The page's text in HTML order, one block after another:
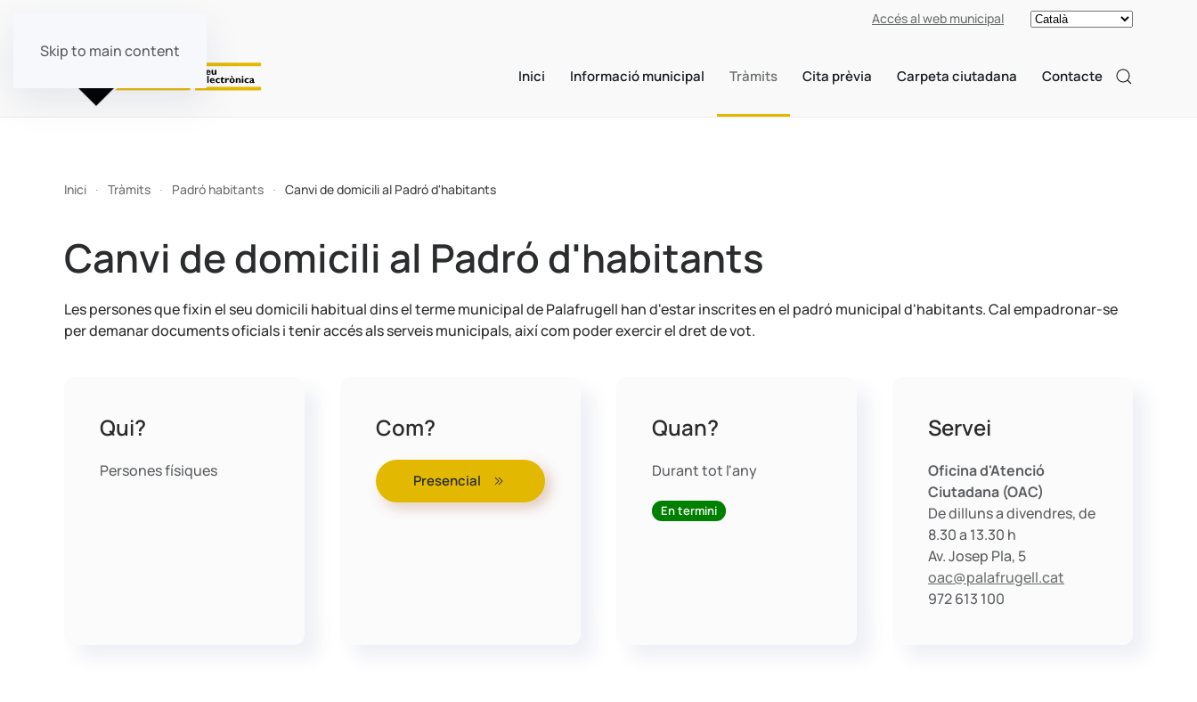
Skip to main content
Accés al web municipal
Inici Informació municipal Tràmits Cita prèvia Carpeta ciutadana Contacte
Inici Tràmits Padró habitants Canvi de domicili al Padró d'habitants
Canvi de domicili al Padró d'habitants
Les persones que fixin el seu domicili habitual dins el terme municipal de Palafrugell han d'estar inscrites en el padró municipal d'habitants. Cal empadronar-se
per demanar documents oficials i tenir accés als serveis municipals, així com poder exercir el dret de vot.
Qui?
Persones físiques
Com?
Presencial
Quan?
Durant tot l'any
En termini
Servei
Oficina d'Atenció
Ciutadana (OAC)
De dilluns a divendres, de
8.30 a 13.30 h
Av. Josep Pla, 5
oac@palafrugell.cat
972 613 100